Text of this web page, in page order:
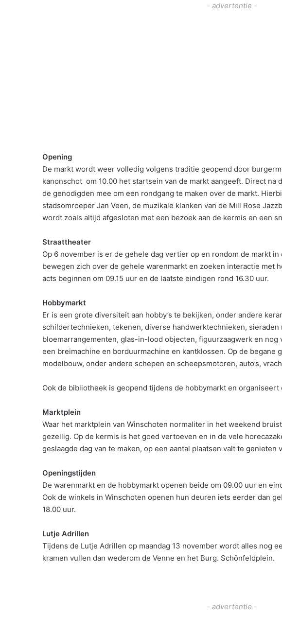
- advertentie -
Opening
De markt wordt weer volledig volgens traditie geopend door
kanonschot om 10.00 het startsein van de markt aangeeft. Direct
de genodigden mee om een rondgang te maken over de markt.
stadsomroeper Jan Veen, de muzikale klanken van de Mill Rose
wordt zoals altijd afgesloten met een bezoek aan de kermis en een
Straattheater
Op 6 november is er de gehele dag vertier op en rondom de markt in
bewegen zich over de gehele warenmarkt en zoeken interactie met
acts beginnen om 09.15 uur en de laatste eindigen rond 16.30 uur.
Hobbymarkt
Er is een grote diversiteit aan hobby’s te bekijken, onder andere
schildertechnieken, tekenen, diverse handwerktechnieken, sieraden
bloemarrangementen, glas-in-lood objecten, figuurzaagwerk en nog
een breimachine en borduurmachine en kantklossen. Op de begane
modelbouw, onder andere schepen en scheepsmotoren, auto’s,
Ook de bibliotheek is geopend tijdens de hobbymarkt en
Marktplein
Waar het marktplein van Winschoten normaliter in het weekend
gezellig. Op de kermis is het goed vertoeven en in de vele
geslaagde dag van te maken, op een aantal plaatsen valt te genieten
Openingstijden
De warenmarkt en de hobbymarkt openen beide om 09.00 uur en
Ook de winkels in Winschoten openen hun deuren iets eerder dan
18.00 uur.
Lutje Adrillen
Tijdens de Lutje Adrillen op maandag 13 november wordt alles nog
kramen vullen dan wederom de Venne en het Burg. Schönfeldplein.
- advertentie -